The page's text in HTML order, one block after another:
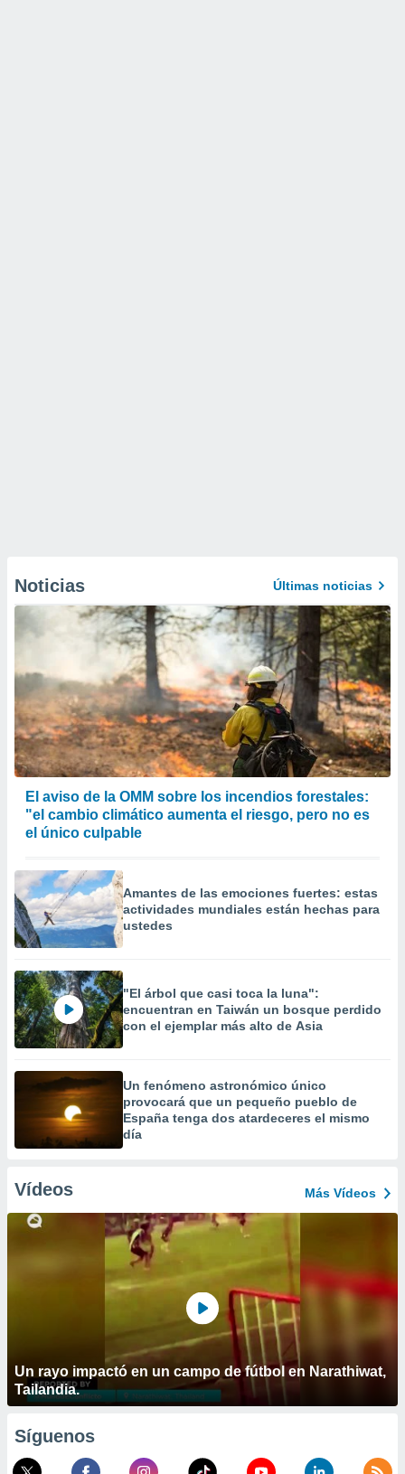
Noticias Últimas noticias
El aviso de la OMM sobre los incendios forestales:
"el cambio climático aumenta el riesgo, pero no es
el único culpable
Amantes de las emociones fuertes: estas
actividades mundiales están hechas para
ustedes
"El árbol que casi toca la luna":
encuentran en Taiwán un bosque perdido
con el ejemplar más alto de Asia
Un fenómeno astronómico único
provocará que un pequeño pueblo de
España tenga dos atardeceres el mismo
día
Vídeos Más Vídeos
Un rayo impactó en un campo de fútbol en Narathiwat,
Tailandia.
Síguenos